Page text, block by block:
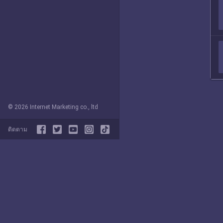
© 2026 Internet Marketing co., ltd
ติดตาม